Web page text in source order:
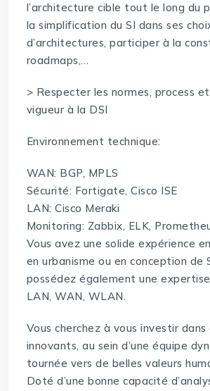
l’architecture cible tout le long du
la simplification du SI dans ses
d’architectures, participer à la
roadmaps,…
> Respecter les normes, process
vigueur à la DSI
Environnement technique:
WAN: BGP, MPLS
Sécurité: Fortigate, Cisco ISE
LAN: Cisco Meraki
Monitoring: Zabbix, ELK,
Vous avez une solide expérience
en urbanisme ou en conception de
possédez également une
LAN, WAN, WLAN.
Vous cherchez à vous investir
innovants, au sein d’une équipe
tournée vers de belles valeurs
Doté d’une bonne capacité